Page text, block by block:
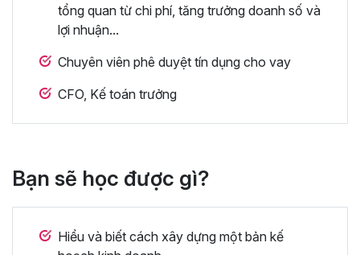
tổng quan từ chi phí, tăng trưởng doanh số và
lợi nhuận...
Chuyên viên phê duyệt tín dụng cho vay
CFO, Kế toán trưởng
Bạn sẽ học được gì?
Hiểu và biết cách xây dựng một bản kế